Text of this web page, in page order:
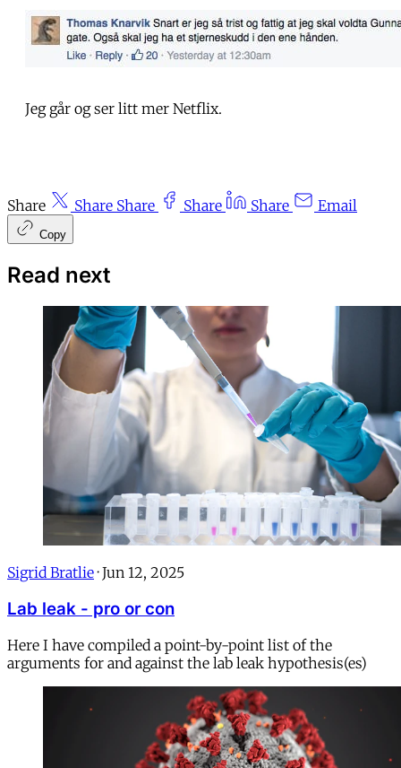
Jeg går og ser litt mer Netflix.
Share Share Share Share Share Email
Copy
Read next
Sigrid Bratlie · Jun 12, 2025
Lab leak - pro or con
Here I have compiled a point-by-point list of the
arguments for and against the lab leak hypothesis(es)